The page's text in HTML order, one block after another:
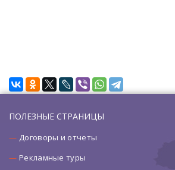
ПОЛЕЗНЫЕ СТРАНИЦЫ
Договоры и отчеты
Рекламные туры